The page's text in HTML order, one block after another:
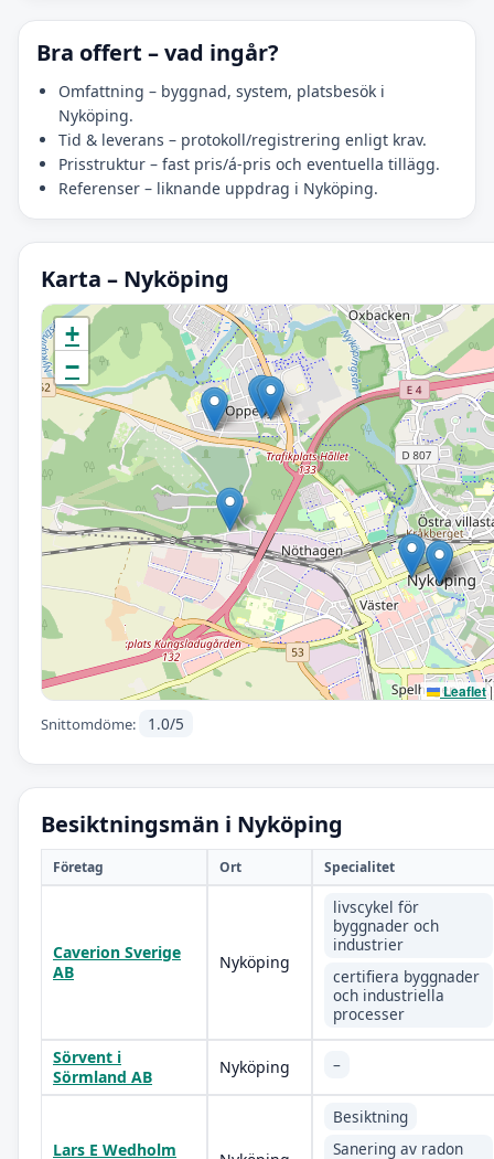
Bra offert – vad ingår?
Omfattning – byggnad, system, platsbesök i
Nyköping.
Tid & leverans – protokoll/registrering enligt krav.
Prisstruktur – fast pris/á-pris och eventuella tillägg.
Referenser – liknande uppdrag i Nyköping.
Karta – Nyköping
Initierar karta…
+
−
Leaflet|
Snittomdöme: 1.0/5
Besiktningsmän i Nyköping
Företag Ort Specialitet
Caverion Sverige
AB
Nyköping
livscykel för
byggnader och
industrier
certifiera byggnader
och industriella
processer
Sörvent i
Sörmland AB
Nyköping –
Lars E Wedholm
Besiktning
Sanering av radon